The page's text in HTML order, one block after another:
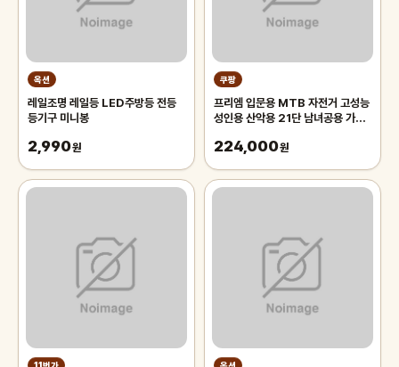
옥션
레일조명 레일등 LED주방등 전등
등기구 미니봉
2,990원
쿠팡
프리엠 입문용 MTB 자전거 고성능
성인용 산악용 21단 남녀공용 가성
175cm, 그레이 오렌지/21단/26
224,000원